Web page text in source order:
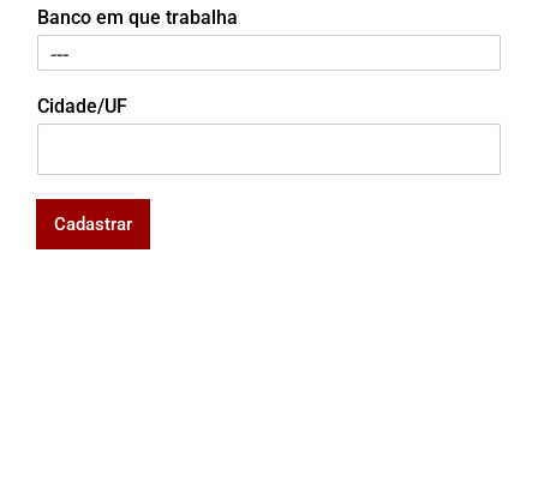
Banco em que trabalha
Cidade/UF
Cadastrar